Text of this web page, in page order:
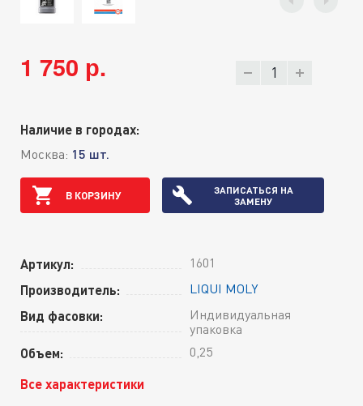
1 750 р.
Наличие в городах:
Москва: 15 шт.
В КОРЗИНУ
ЗАПИСАТЬСЯ НА
ЗАМЕНУ
Артикул: 1601
Производитель: LIQUI MOLY
Вид фасовки:
Индивидуальная
упаковка
Объем: 0,25
Все характеристики